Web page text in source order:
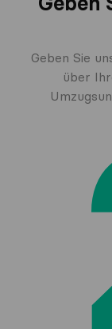
Geben Sie
über